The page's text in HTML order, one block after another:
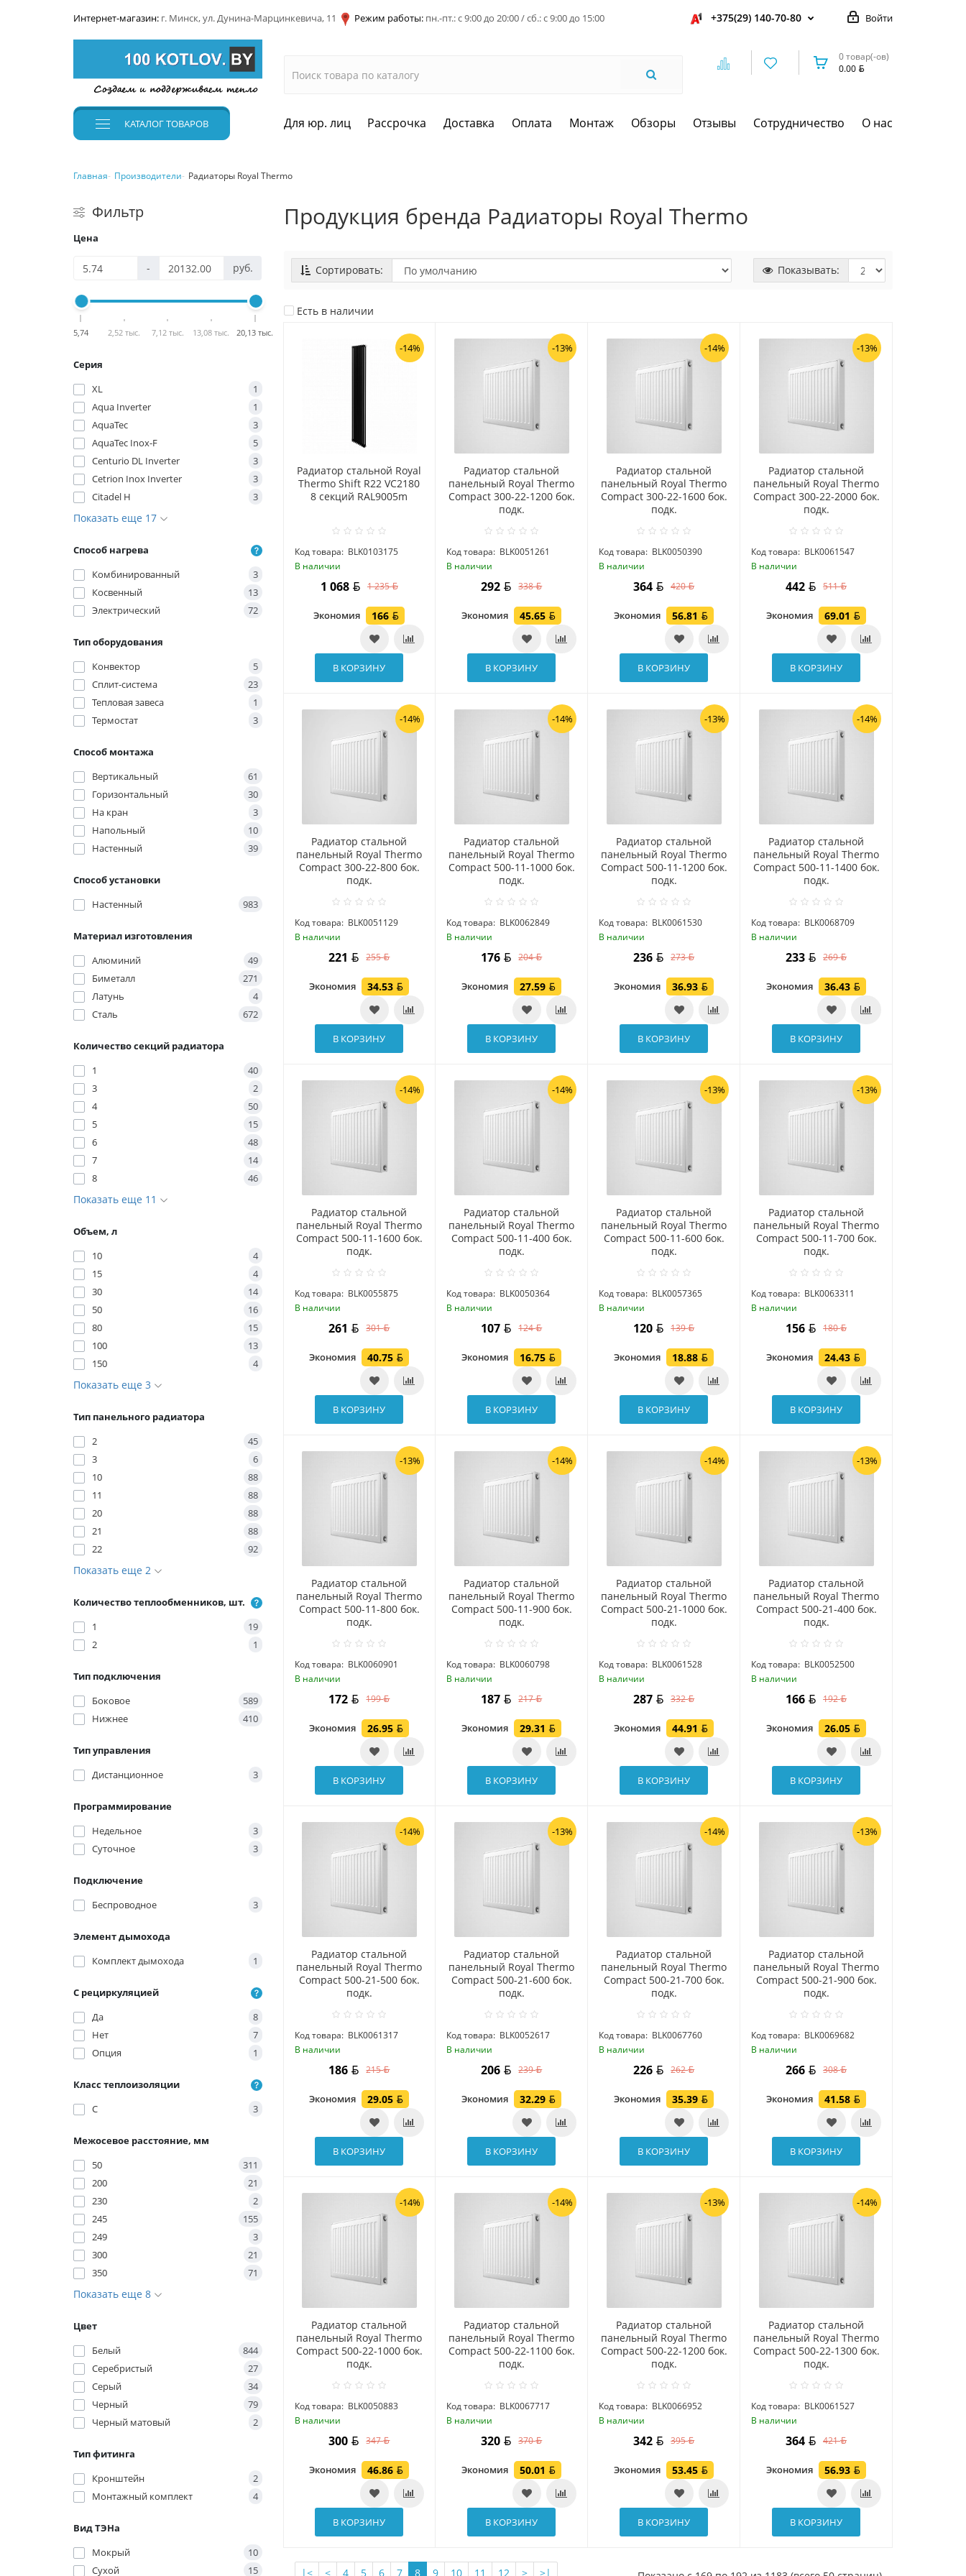
Интернет-магазин: г. Минск, ул. Дунина-Марцинкевича, 11 Режим работы: пн.-пт.: с 9:00 до 20:00 / сб.: с 9:00 до 15:00 Войти
+375(29) 140-70-80
0 товар(-ов)
0.00
КАТАЛОГТОВАРОВ Для юр. лиц Рассрочка Доставка Оплата Монтаж Обзоры Отзывы Сотрудничество О нас
Главная Производители Радиаторы Royal Thermo
Фильтр
Цена
- руб.
5,74 2,52 тыс. 7,12 тыс. 13,08 тыс. 20,13 тыс.
Серия
XL
1
Aqua Inverter
1
AquaTec
3
AquaTec Inox-F
5
Centurio DL Inverter
3
Cetrion Inox Inverter
3
Citadel H
3
Показать еще 17
Способ нагрева
Комбинированный
3
Косвенный
13
Электрический
72
Тип оборудования
Конвектор
5
Сплит-система
23
Тепловая завеса
1
Термостат
3
Способ монтажа
Вертикальный
61
Горизонтальный
30
На кран
3
Напольный
10
Настенный
39
Способ установки
Настенный
983
Материал изготовления
Алюминий
49
Биметалл
271
Латунь
4
Сталь
672
Количество секций радиатора
1
40
3
2
4
50
5
15
6
48
7
14
8
46
Показать еще 11
Объем, л
10
4
15
4
30
14
50
16
80
15
100
13
150
4
Показать еще 3
Тип панельного радиатора
2
45
3
6
10
88
11
88
20
88
21
88
22
92
Показать еще 2
Количество теплообменников, шт.
1
19
2
1
Тип подключения
Боковое
589
Нижнее
410
Тип управления
Дистанционное
3
Программирование
Недельное
3
Суточное
3
Подключение
Беспроводное
3
Элемент дымохода
Комплект дымохода
1
С рециркуляцией
Да
8
Нет
7
Опция
1
Класс теплоизоляции
C
3
Межосевое расстояние, мм
50
311
200
21
230
2
245
155
249
3
300
21
350
71
Показать еще 8
Цвет
Белый
844
Серебристый
27
Серый
34
Черный
79
Черный матовый
2
Тип фитинга
Кронштейн
2
Монтажный комплект
4
Вид ТЭНа
Мокрый
10
Сухой
15
Продукция бренда Радиаторы Royal Thermo
Сортировать: Показывать:
Есть в наличии
-14%
Радиатор стальной Royal
Thermo Shift R22 VC2180
8 секций RAL9005m
Код товара: BLK0103175
В наличии
1 068 1 235
Экономия 166
В КОРЗИНУ
-13%
Радиатор стальной
панельный Royal Thermo
Compact 300-22-1200 бок.
подк.
Код товара: BLK0051261
В наличии
292 338
Экономия 45.65
В КОРЗИНУ
-14%
Радиатор стальной
панельный Royal Thermo
Compact 300-22-1600 бок.
подк.
Код товара: BLK0050390
В наличии
364 420
Экономия 56.81
В КОРЗИНУ
-13%
Радиатор стальной
панельный Royal Thermo
Compact 300-22-2000 бок.
подк.
Код товара: BLK0061547
В наличии
442 511
Экономия 69.01
В КОРЗИНУ
-14%
Радиатор стальной
панельный Royal Thermo
Compact 300-22-800 бок.
подк.
Код товара: BLK0051129
В наличии
221 255
Экономия 34.53
В КОРЗИНУ
-14%
Радиатор стальной
панельный Royal Thermo
Compact 500-11-1000 бок.
подк.
Код товара: BLK0062849
В наличии
176 204
Экономия 27.59
В КОРЗИНУ
-13%
Радиатор стальной
панельный Royal Thermo
Compact 500-11-1200 бок.
подк.
Код товара: BLK0061530
В наличии
236 273
Экономия 36.93
В КОРЗИНУ
-14%
Радиатор стальной
панельный Royal Thermo
Compact 500-11-1400 бок.
подк.
Код товара: BLK0068709
В наличии
233 269
Экономия 36.43
В КОРЗИНУ
-14%
Радиатор стальной
панельный Royal Thermo
Compact 500-11-1600 бок.
подк.
Код товара: BLK0055875
В наличии
261 301
Экономия 40.75
В КОРЗИНУ
-14%
Радиатор стальной
панельный Royal Thermo
Compact 500-11-400 бок.
подк.
Код товара: BLK0050364
В наличии
107 124
Экономия 16.75
В КОРЗИНУ
-13%
Радиатор стальной
панельный Royal Thermo
Compact 500-11-600 бок.
подк.
Код товара: BLK0057365
В наличии
120 139
Экономия 18.88
В КОРЗИНУ
-13%
Радиатор стальной
панельный Royal Thermo
Compact 500-11-700 бок.
подк.
Код товара: BLK0063311
В наличии
156 180
Экономия 24.43
В КОРЗИНУ
-13%
Радиатор стальной
панельный Royal Thermo
Compact 500-11-800 бок.
подк.
Код товара: BLK0060901
В наличии
172 199
Экономия 26.95
В КОРЗИНУ
-14%
Радиатор стальной
панельный Royal Thermo
Compact 500-11-900 бок.
подк.
Код товара: BLK0060798
В наличии
187 217
Экономия 29.31
В КОРЗИНУ
-14%
Радиатор стальной
панельный Royal Thermo
Compact 500-21-1000 бок.
подк.
Код товара: BLK0061528
В наличии
287 332
Экономия 44.91
В КОРЗИНУ
-13%
Радиатор стальной
панельный Royal Thermo
Compact 500-21-400 бок.
подк.
Код товара: BLK0052500
В наличии
166 192
Экономия 26.05
В КОРЗИНУ
-14%
Радиатор стальной
панельный Royal Thermo
Compact 500-21-500 бок.
подк.
Код товара: BLK0061317
В наличии
186 215
Экономия 29.05
В КОРЗИНУ
-13%
Радиатор стальной
панельный Royal Thermo
Compact 500-21-600 бок.
подк.
Код товара: BLK0052617
В наличии
206 239
Экономия 32.29
В КОРЗИНУ
-14%
Радиатор стальной
панельный Royal Thermo
Compact 500-21-700 бок.
подк.
Код товара: BLK0067760
В наличии
226 262
Экономия 35.39
В КОРЗИНУ
-13%
Радиатор стальной
панельный Royal Thermo
Compact 500-21-900 бок.
подк.
Код товара: BLK0069682
В наличии
266 308
Экономия 41.58
В КОРЗИНУ
-14%
Радиатор стальной
панельный Royal Thermo
Compact 500-22-1000 бок.
подк.
Код товара: BLK0050883
В наличии
300 347
Экономия 46.86
В КОРЗИНУ
-14%
Радиатор стальной
панельный Royal Thermo
Compact 500-22-1100 бок.
подк.
Код товара: BLK0067717
В наличии
320 370
Экономия 50.01
В КОРЗИНУ
-13%
Радиатор стальной
панельный Royal Thermo
Compact 500-22-1200 бок.
подк.
Код товара: BLK0066952
В наличии
342 395
Экономия 53.45
В КОРЗИНУ
-14%
Радиатор стальной
панельный Royal Thermo
Compact 500-22-1300 бок.
подк.
Код товара: BLK0061527
В наличии
364 421
Экономия 56.93
В КОРЗИНУ
|< < 4 5 6 7 8 9 10 11 12 > >|